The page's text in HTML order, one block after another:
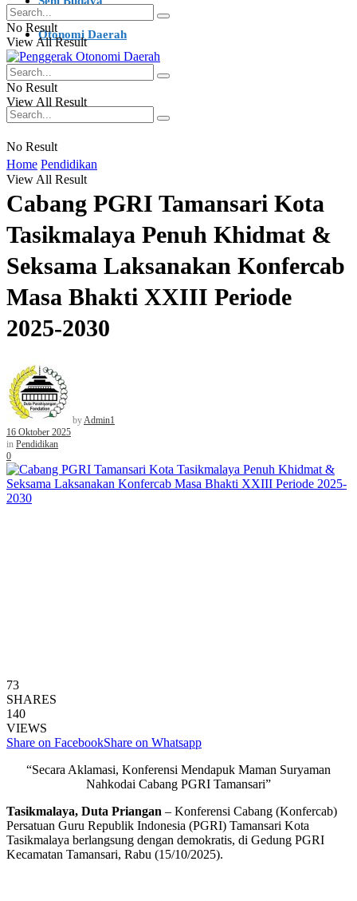
Otonomi Daerah
Ragam Berita
No Result
View All Result
No Result
View All Result
No Result
View All Result
Home Pendidikan
Cabang PGRI Tamansari Kota
Tasikmalaya Penuh Khidmat &
Seksama Laksanakan Konfercab
Masa Bhakti XXIII Periode
2025-2030
byAdmin1
16 Oktober 2025
in Pendidikan
0
73
SHARES
140
VIEWS
Share on FacebookShare on Whatsapp
“Secara Aklamasi, Konferensi Mendapuk Maman Suryaman
Nahkodai Cabang PGRI Tamansari”
Tasikmalaya, Duta Priangan – Konferensi Cabang (Konfercab)
Persatuan Guru Republik Indonesia (PGRI) Tamansari Kota
Tasikmalaya berlangsung dengan demokratis, di Gedung PGRI
Kecamatan Tamansari, Rabu (15/10/2025).